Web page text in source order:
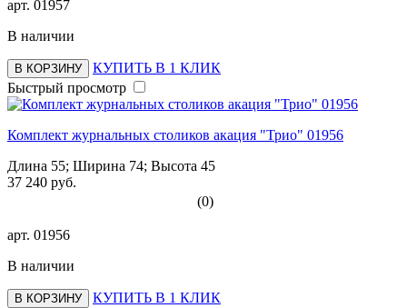
арт. 01957
В наличии
В КОРЗИНУ
КУПИТЬ В 1 КЛИК
Быстрый просмотр
Комплект журнальных столиков акация "Трио" 01956
Длина 55; Ширина 74; Высота 45
37 240 руб.
(0)
арт. 01956
В наличии
В КОРЗИНУ
КУПИТЬ В 1 КЛИК